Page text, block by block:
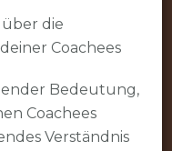
die
Coachees
Bedeutung,
Coachees
Verständnis